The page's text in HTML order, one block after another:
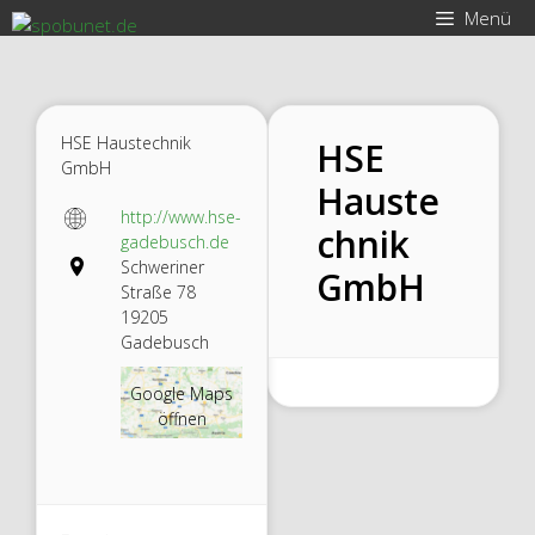
Zum
Inhalt
Menü
HSE Haustechnik
GmbH
http://www.hse-
gadebusch.de
Schweriner
Straße 78
19205
Gadebusch
Google Maps
öffnen
HSE
Hauste
chnik
GmbH